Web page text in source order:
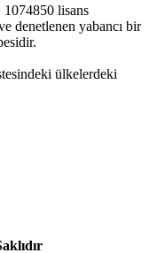
lisans
denetlenen yabancı bir
ülkelerdeki